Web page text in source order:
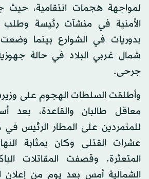
لمواجهة هجمات انتقامية، حيث
الأمنية في منشآت رئيسة وطلب
بدوريات في الشوارع بينما
شمال غربي البلاد في حالة
جرحى.
وأطلقت السلطات الهجوم على
معاقل طالبان والقاعدة،
للمتمردين على المطار الرئيس
عشرات القتلى وكان بمثابة
المتعثرة. وقصفت المقاتلات
الشمالية أمس بعد يوم من